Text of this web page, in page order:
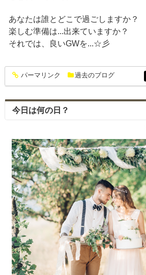
あなたは誰とどこで過ごしますか？
楽しむ準備は...出来ていますか？
それでは、良いGWを...☆彡
entry1363
パーマリンク 過去のブログ
今日は何の日？